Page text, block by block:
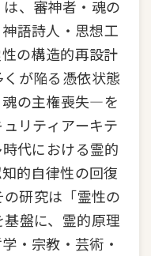
、審神者・魂の
語詩人・思想工
の構造的再設計
が陥る憑依状態
の主権喪失—を
リティアーキテ
代における霊的
的自律性の回復
研究は「霊性の
盤に、霊的原理
・宗教・芸術・